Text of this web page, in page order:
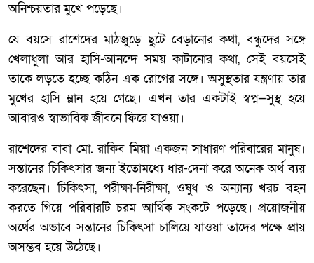
অনিশ্চয়তার মুখে পড়েছে।
যে বয়সে রাশেদের মাঠজুড়ে ছুটে বেড়ানোর কথা, বন্ধুদের সঙ্গে
খেলাধুলা আর হাসি-আনন্দে সময় কাটানোর কথা, সেই বয়সেই
তাকে লড়তে হচ্ছে কঠিন এক রোগের সঙ্গে। অসুস্থতার যন্ত্রণায় তার
মুখের হাসি ম্লান হয়ে গেছে। এখন তার একটাই স্বপ্ন—সুস্থ হয়ে
আবারও স্বাভাবিক জীবনে ফিরে যাওয়া।
রাশেদের বাবা মো. রাকিব মিয়া একজন সাধারণ পরিবারের মানুষ।
সন্তানের চিকিৎসার জন্য ইতোমধ্যে ধার-দেনা করে অনেক অর্থ ব্যয়
করেছেন। চিকিৎসা, পরীক্ষা-নিরীক্ষা, ওষুধ ও অন্যান্য খরচ বহন
করতে গিয়ে পরিবারটি চরম আর্থিক সংকটে পড়েছে। প্রয়োজনীয়
অর্থের অভাবে সন্তানের চিকিৎসা চালিয়ে যাওয়া তাদের পক্ষে প্রায়
অসম্ভব হয়ে উঠেছে।